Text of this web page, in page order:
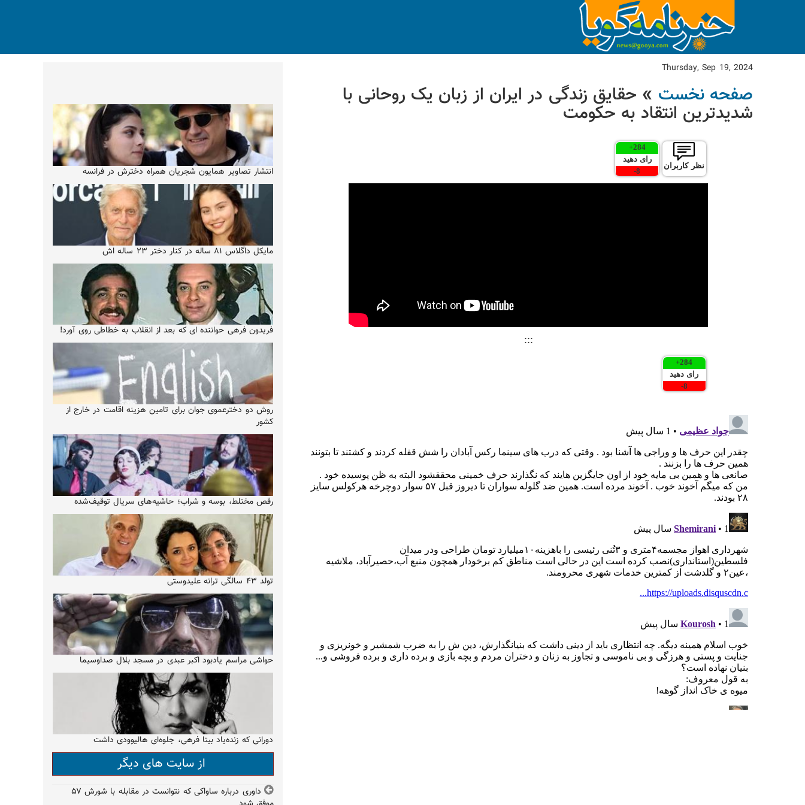
Thursday, Sep 19, 2024
صفحه نخست » حقایق زندگی در ایران از زبان یک روحانی با
شدیدترین انتقاد به حکومت
نظر کاربران
284
+
رای دهید
8
-
:::
284
+
رای دهید
8
-
انتشار تصاویر همایون شجریان همراه دخترش در فرانسه
مایکل داگلاس ۸۱ ساله در کنار دختر ۲۳ ساله اش
فریدون فرهی حواننده ای که بعد از انقلاب به خطاطی روی آورد!
روش دو دخترعموی جوان برای تامین هزینه اقامت در خارج از
کشور
رقص مختلط، بوسه و شراب؛ حاشیه‌های سریال توقیف‌شده
تولد ۴۳ سالگی ترانه علیدوستی
حواشی مراسم یادبود اکبر عبدی در مسجد بلال صداوسیما
دورانی که زنده‌یاد بیتا فرهی، جلوه‌ای هالیوودی داشت
از سایت های دیگر
داوری درباره ساواکی که نتوانست در مقابله با شورش ۵۷